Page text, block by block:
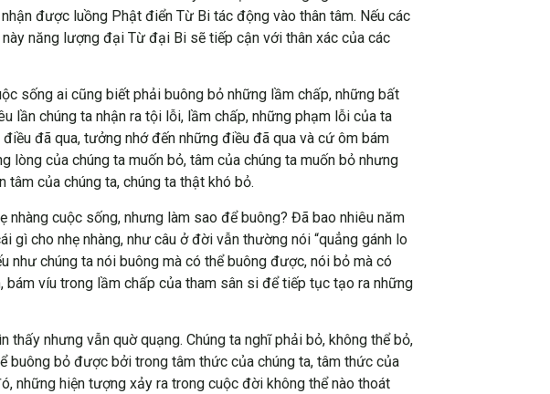
được luồng Phật điển Từ Bi tác động vào thân tâm. Nếu các
năng lượng đại Từ đại Bi sẽ tiếp cận với thân xác của các
sống ai cũng biết phải buông bỏ những lầm chấp, những bất
lần chúng ta nhận ra tội lỗi, lầm chấp, những phạm lỗi của ta
đã qua, tưởng nhớ đến những điều đã qua và cứ ôm bám
lòng của chúng ta muốn bỏ, tâm của chúng ta muốn bỏ nhưng
của chúng ta, chúng ta thật khó bỏ.
nhàng cuộc sống, nhưng làm sao để buông? Đã bao nhiêu năm
cho nhẹ nhàng, như câu ở đời vẫn thường nói “quẳng gánh lo
chúng ta nói buông mà có thể buông được, nói bỏ mà có
víu trong lầm chấp của tham sân si để tiếp tục tạo ra những
nhưng vẫn quờ quạng. Chúng ta nghĩ phải bỏ, không thể bỏ,
buông bỏ được bởi trong tâm thức của chúng ta, tâm thức của
những hiện tượng xảy ra trong cuộc đời không thể nào thoát